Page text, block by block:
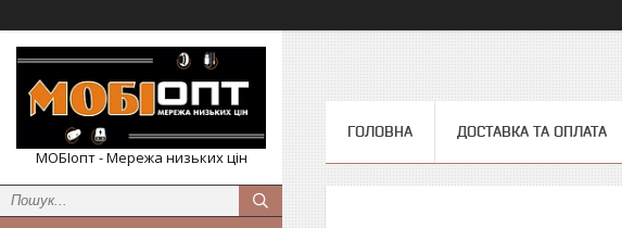
МОБІопт - Мережа низьких цін
ГОЛОВНА ДОСТАВКА ТА ОПЛАТА